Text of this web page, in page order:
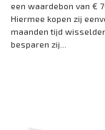
een waardebon van €
Hiermee kopen zij
maanden tijd
besparen zij...